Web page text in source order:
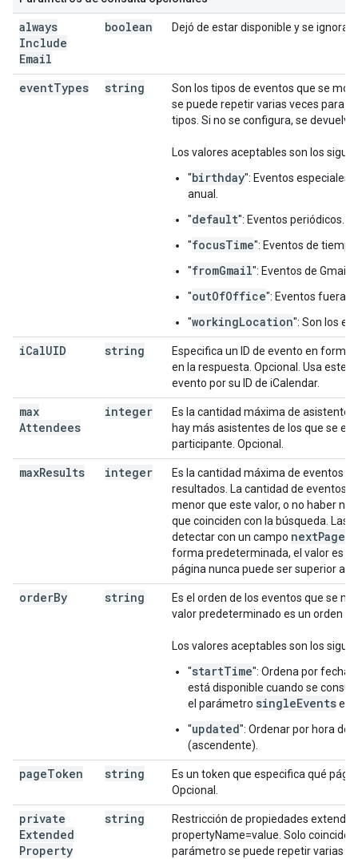
always
Include
Email
boolean Dejó de estar disponible y se ignora.
eventTypes string
Son los tipos de eventos que se
se puede repetir varias veces para
tipos. Si no se configura, se
Los valores aceptables son los
"birthday": Eventos especiales
anual.
"default": Eventos periódicos.
"focusTime": Eventos de
"fromGmail": Eventos de Gmail.
"outOfOffice": Eventos fuera
"workingLocation": Son los
iCalUID string
Especifica un ID de evento en
en la respuesta. Opcional. Usa este
evento por su ID de iCalendar.
max
Attendees
integer
Es la cantidad máxima de
hay más asistentes de los que se
participante. Opcional.
maxResults integer
Es la cantidad máxima de eventos
resultados. La cantidad de eventos
menor que este valor, o no haber
que coinciden con la búsqueda. Las
detectar con un campo nextPage
forma predeterminada, el valor es
página nunca puede ser superior a
orderBy string
Es el orden de los eventos que se
valor predeterminado es un orden
Los valores aceptables son los
"startTime": Ordena por fecha
está disponible cuando se
el parámetro singleEventses
"updated": Ordenar por hora de
(ascendente).
pageToken string
Es un token que especifica qué
Opcional.
private
Extended
Property
string
Restricción de propiedades
propertyName=value. Solo coincide
parámetro se puede repetir varias